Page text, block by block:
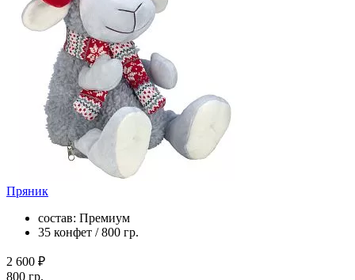
Пряник
состав: Премиум
35 конфет / 800 гр.
2 600 ₽
800 гр.